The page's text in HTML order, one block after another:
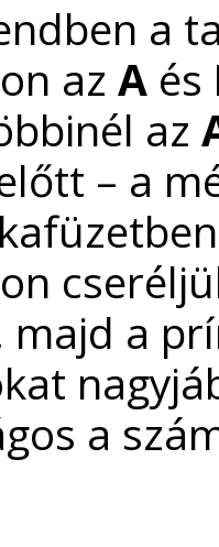
a
az A és
az
– a
majd a
a